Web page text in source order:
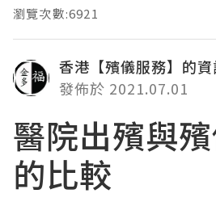
瀏覽次數:6921
香港【殯儀服務】的
發佈於 2021.07.01
醫院出殯與
的比較